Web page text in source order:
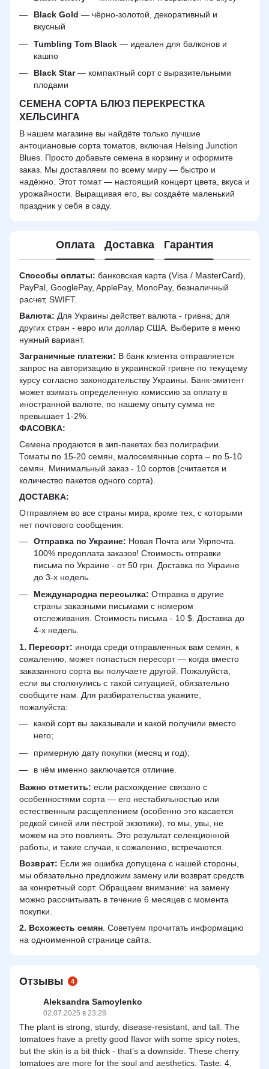
Black Gold — чёрно-золотой, декоративный и
вкусный
Tumbling Tom Black — идеален для балконов и
кашпо
Black Star— компактный сорт с выразительными
плодами
СЕМЕНА СОРТА БЛЮЗ ПЕРЕКРЕСТКА
ХЕЛЬСИНГА
В нашем магазине вы найдёте только лучшие
антоциановые сорта томатов, включая Helsing Junction
Blues. Просто добавьте семена в корзину и оформите
заказ. Мы доставляем по всему миру — быстро и
надёжно. Этот томат — настоящий концерт цвета, вкуса и
урожайности. Выращивая его, вы создаёте маленький
праздник у себя в саду.
Оплата Доставка Гарантия
Способы оплаты: банковская карта (Visa / MasterCard),
PayPal, GooglePay, ApplePay, MonoPay, безналичный
расчет, SWIFT.
Валюта: Для Украины действет валюта - гривна; для
других стран - евро или доллар США. Выберите в меню
нужный вариант.
Заграничные платежи: В банк клиента отправляется
запрос на авторизацию в украинской гривне по текущему
курсу согласно законодательству Украины. Банк-эмитент
может взимать определенную комиссию за оплату в
иностранной валюте, по нашему опыту сумма не
превышает 1-2%.
ФАСОВКА:
Семена продаются в зип-пакетах без полиграфии.
Томаты по 15-20 семян, малосемянные сорта – по 5-10
семян. Минимальный заказ - 10 сортов (считается и
количество пакетов одного сорта).
ДОСТАВКА:
Отправляем во все страны мира, кроме тех, с которыми
нет почтового сообщения:
Отправка по Украине: Новая Почта или Укрпочта.
100% предоплата заказов! Стоимость отправки
письма по Украине - от 50 грн. Доставка по Украине
до 3-х недель.
Международна пересылка: Отправка в другие
страны заказными письмами с номером
отслеживания. Стоимость письма - 10 $. Доставка до
4-х недель.
1. Пересорт: иногда среди отправленных вам семян, к
сожалению, может попасться пересорт — когда вместо
заказанного сорта вы получаете другой. Пожалуйста,
если вы столкнулись с такой ситуацией, обязательно
сообщите нам. Для разбирательства укажите,
пожалуйста:
какой сорт вы заказывали и какой получили вместо
него;
примерную дату покупки (месяц и год);
в чём именно заключается отличие.
Важно отметить: если расхождение связано с
особенностями сорта — его нестабильностью или
естественным расщеплением (особенно это касается
редкой синей или пёстрой экзотики), то мы, увы, не
можем на это повлиять. Это результат селекционной
работы, и такие случаи, к сожалению, встречаются.
Возврат: Если же ошибка допущена с нашей стороны,
мы обязательно предложим замену или возврат средств
за конкретный сорт. Обращаем внимание: на замену
можно рассчитывать в течение 6 месяцев с момента
покупки.
2. Всхожесть семян . Советуем прочитать информацию
на одноименной странице сайта.
Отзывы 4
Aleksandra Samoylenko
02.07.2025 в 23:28
The plant is strong, sturdy, disease-resistant, and tall. The
tomatoes have a pretty good flavor with some spicy notes,
but the skin is a bit thick - that’s a downside. These cherry
tomatoes are more for the soul and aesthetics. Taste: 4,